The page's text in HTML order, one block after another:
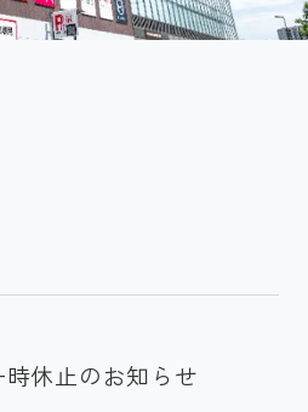
休止のお知らせ